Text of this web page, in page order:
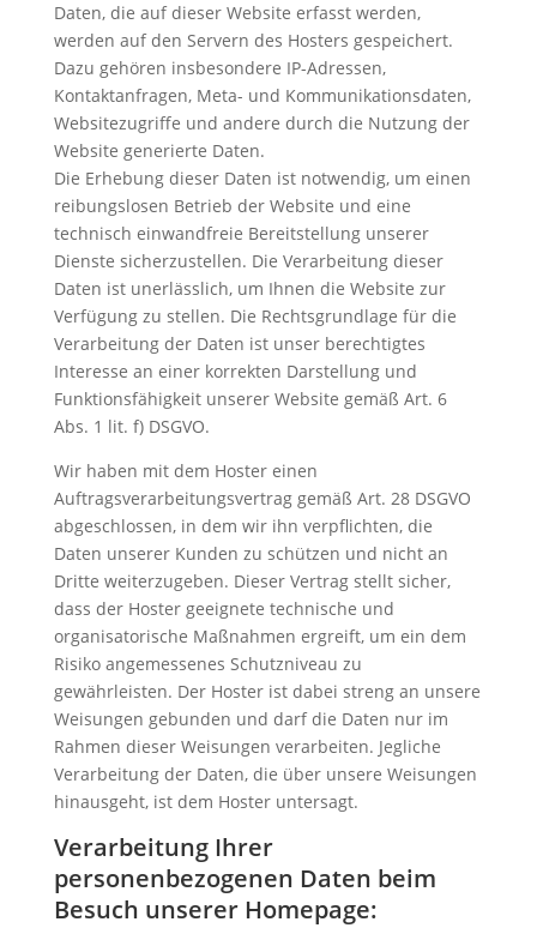
Daten, die auf dieser Website erfasst werden,
werden auf den Servern des Hosters gespeichert.
Dazu gehören insbesondere IP-Adressen,
Kontaktanfragen, Meta- und Kommunikationsdaten,
Websitezugriffe und andere durch die Nutzung der
Website generierte Daten.
Die Erhebung dieser Daten ist notwendig, um einen
reibungslosen Betrieb der Website und eine
technisch einwandfreie Bereitstellung unserer
Dienste sicherzustellen. Die Verarbeitung dieser
Daten ist unerlässlich, um Ihnen die Website zur
Verfügung zu stellen. Die Rechtsgrundlage für die
Verarbeitung der Daten ist unser berechtigtes
Interesse an einer korrekten Darstellung und
Funktionsfähigkeit unserer Website gemäß Art. 6
Abs. 1 lit. f) DSGVO.
Wir haben mit dem Hoster einen
Auftragsverarbeitungsvertrag gemäß Art. 28 DSGVO
abgeschlossen, in dem wir ihn verpflichten, die
Daten unserer Kunden zu schützen und nicht an
Dritte weiterzugeben. Dieser Vertrag stellt sicher,
dass der Hoster geeignete technische und
organisatorische Maßnahmen ergreift, um ein dem
Risiko angemessenes Schutzniveau zu
gewährleisten. Der Hoster ist dabei streng an unsere
Weisungen gebunden und darf die Daten nur im
Rahmen dieser Weisungen verarbeiten. Jegliche
Verarbeitung der Daten, die über unsere Weisungen
hinausgeht, ist dem Hoster untersagt.
Verarbeitung Ihrer
personenbezogenen Daten beim
Besuch unserer Homepage: